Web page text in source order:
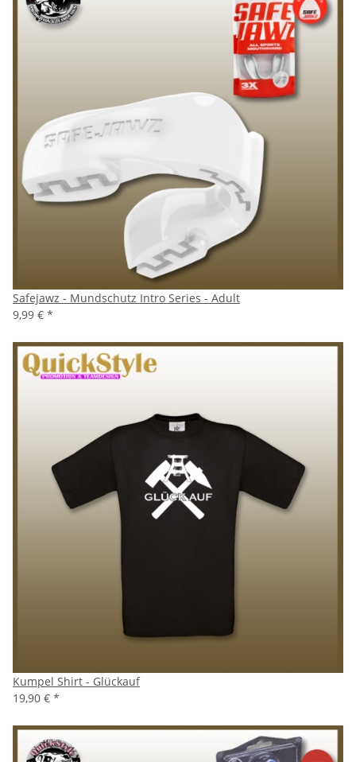
Safejawz - Mundschutz Intro Series - Adult
9,99 € *
Kumpel Shirt - Glückauf
19,90 € *